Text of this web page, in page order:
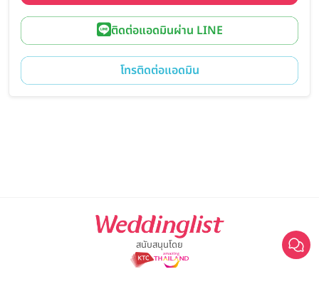
ติดต่อแอดมินผ่าน LINE
โทรติดต่อแอดมิน
สนับสนุนโดย